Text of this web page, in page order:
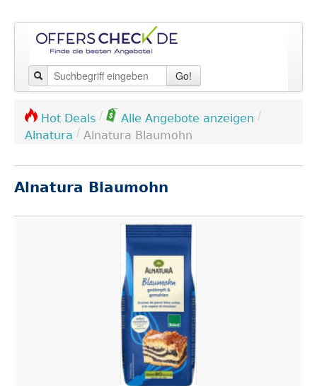
Go!
Hot Deals / Alle Angebote anzeigen /
Alnatura / Alnatura Blaumohn
Alnatura Blaumohn